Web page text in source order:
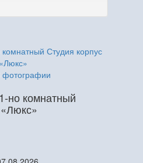
но комнатный